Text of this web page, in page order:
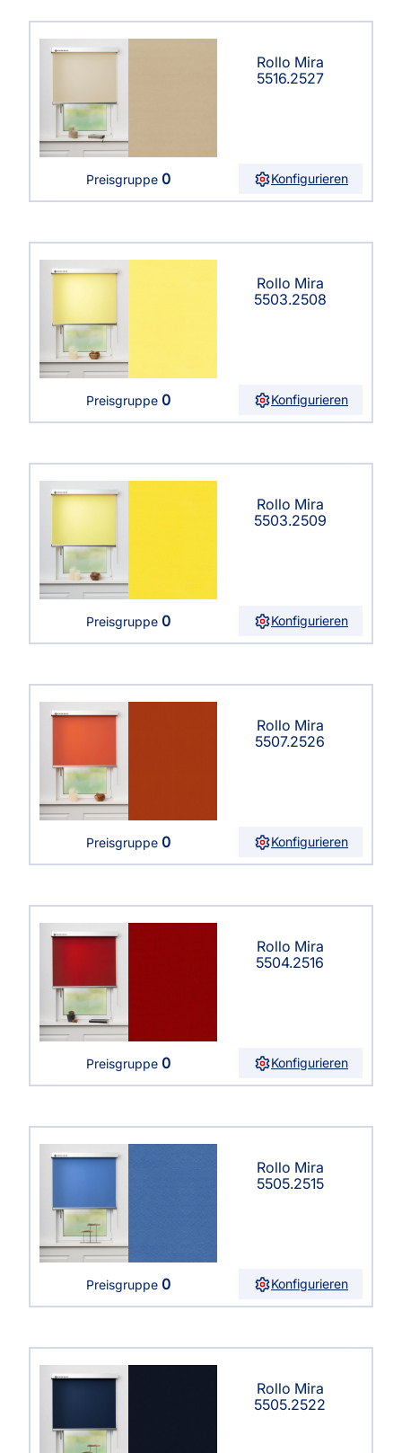
Rollo Mira
5516.2527
Preisgruppe 0 Konfigurieren
Rollo Mira
5503.2508
Preisgruppe 0 Konfigurieren
Rollo Mira
5503.2509
Preisgruppe 0 Konfigurieren
Rollo Mira
5507.2526
Preisgruppe 0 Konfigurieren
Rollo Mira
5504.2516
Preisgruppe 0 Konfigurieren
Rollo Mira
5505.2515
Preisgruppe 0 Konfigurieren
Rollo Mira
5505.2522